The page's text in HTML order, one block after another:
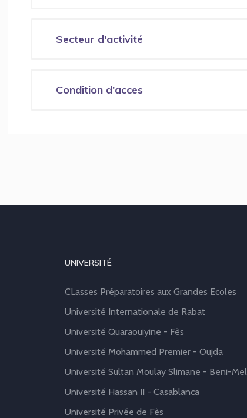
Secteur d'activité
Condition d'acces
UNIVERSITÉ
CLasses Préparatoires aux Grandes Ecoles
Université Internationale de Rabat
Université Quaraouiyine - Fès
Université Mohammed Premier - Oujda
Université Sultan Moulay Slimane - Beni-
Université Hassan II - Casablanca
Université Privée de Fès